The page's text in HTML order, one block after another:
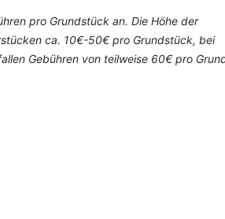
pro Grundstück an. Die Höhe der
ca. 10€-50€ pro Grundstück, bei
Gebühren von teilweise 60€ pro